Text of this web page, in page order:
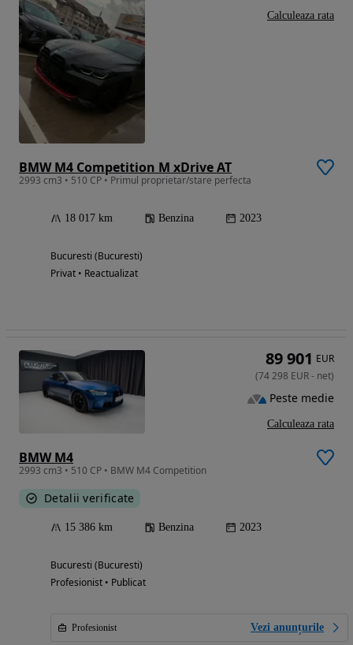
BMW M4 Competition M xDrive AT
2993 cm3 • 510 CP • Primul proprietar/stare perfecta
18 017 km Benzina 2023
Bucuresti (Bucuresti)
Privat • Reactualizat
Calculeaza rata
BMW M4
2993 cm3 • 510 CP • BMW M4 Competition
Detalii verificate
15 386 km Benzina 2023
Bucuresti (Bucuresti)
Profesionist • Publicat
Profesionist Vezi anunțurile
89 901 EUR
(74 298 EUR- net)
Peste medie
Calculeaza rata